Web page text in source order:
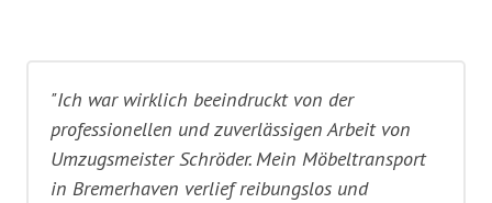
"Ich war wirklich beeindruckt von der
professionellen und zuverlässigen Arbeit von
Umzugsmeister Schröder. Mein Möbeltransport
in Bremerhaven verlief reibungslos und